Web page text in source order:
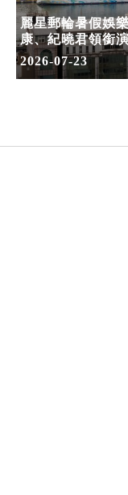
麗星郵輪暑假娛
康、紀曉君領銜
2026-07-23